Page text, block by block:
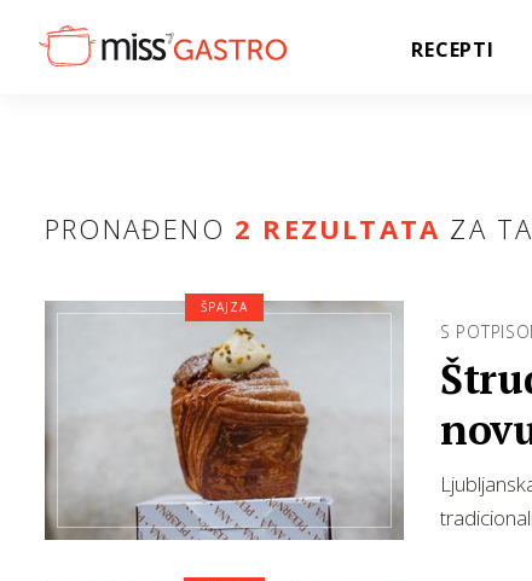
RECEPTI
PRONAĐENO 2 REZULTATA ZA
S
ŠPAJZA